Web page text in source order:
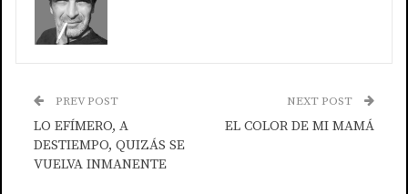
PREV POST
LO EFÍMERO, A
DESTIEMPO, QUIZÁS SE
VUELVA INMANENTE
NEXT POST
EL COLOR DE MI MAMÁ